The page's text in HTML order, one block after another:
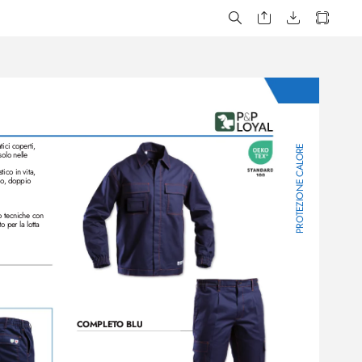
PRO
TEZIONE CAL
ORE
COMPLETO BLU
coperti,
nelle
in vita,
, doppio
tecniche con
per la lotta